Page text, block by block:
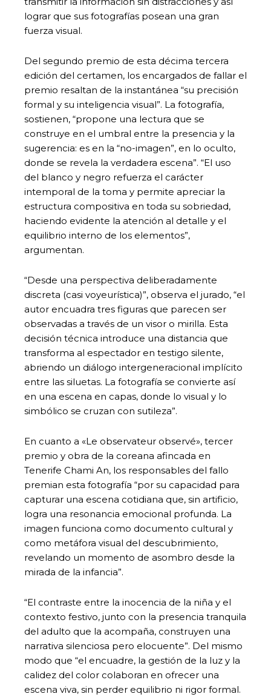
lograr que sus fotografías posean una gran
fuerza visual.
Del segundo premio de esta décima tercera
edición del certamen, los encargados de fallar el
premio resaltan de la instantánea “su precisión
formal y su inteligencia visual”. La fotografía,
sostienen, “propone una lectura que se
construye en el umbral entre la presencia y la
sugerencia: es en la “no-imagen”, en lo oculto,
donde se revela la verdadera escena”. “El uso
del blanco y negro refuerza el carácter
intemporal de la toma y permite apreciar la
estructura compositiva en toda su sobriedad,
haciendo evidente la atención al detalle y el
equilibrio interno de los elementos”,
argumentan.
“Desde una perspectiva deliberadamente
discreta (casi voyeurística)”, observa el jurado, “el
autor encuadra tres figuras que parecen ser
observadas a través de un visor o mirilla. Esta
decisión técnica introduce una distancia que
transforma al espectador en testigo silente,
abriendo un diálogo intergeneracional implícito
entre las siluetas. La fotografía se convierte así
en una escena en capas, donde lo visual y lo
simbólico se cruzan con sutileza”.
En cuanto a «Le observateur observé», tercer
premio y obra de la coreana afincada en
Tenerife Chami An, los responsables del fallo
premian esta fotografía “por su capacidad para
capturar una escena cotidiana que, sin artificio,
logra una resonancia emocional profunda. La
imagen funciona como documento cultural y
como metáfora visual del descubrimiento,
revelando un momento de asombro desde la
mirada de la infancia”.
“El contraste entre la inocencia de la niña y el
contexto festivo, junto con la presencia tranquila
del adulto que la acompaña, construyen una
narrativa silenciosa pero elocuente”. Del mismo
modo que “el encuadre, la gestión de la luz y la
calidez del color colaboran en ofrecer una
escena viva, sin perder equilibrio ni rigor formal.